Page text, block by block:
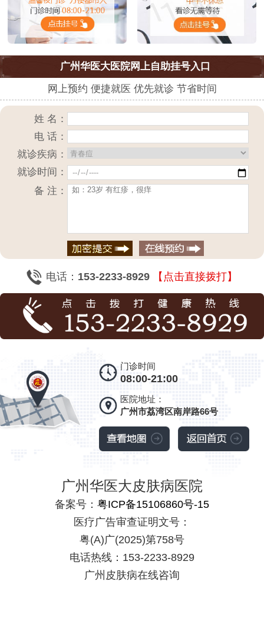
广州华医大医院网上自助挂号入口
网上预约 便捷就医 优先就诊 节省时间
姓 名：
电 话：
就诊疾病：
就诊时间：
备 注：
电话： 153-2233-8929 【点击直接拨打】
门诊时间
08:00-21:00
医院地址：
广州市荔湾区南岸路66号
广州华医大皮肤病医院
备案号： 粤ICP备15106860号-15
医疗广告审查证明文号：
粤(A)广(2025)第758号
电话热线：153-2233-8929
广州皮肤病在线咨询